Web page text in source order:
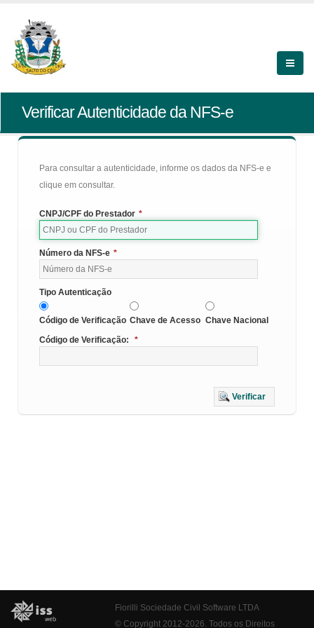
Verificar Autenticidade da NFS-e
Para consultar a autenticidade, informe os dados da NFS-e e
clique em consultar.
CNPJ/CPF do Prestador *
Número da NFS-e *
Tipo Autenticação
Código de Verificação Chave de Acesso Chave Nacional
Código de Verificação:
*
Verificar
Fiorilli Sociedade Civil Software LTDA
© Copyright 2012-2026. Todos os Direitos